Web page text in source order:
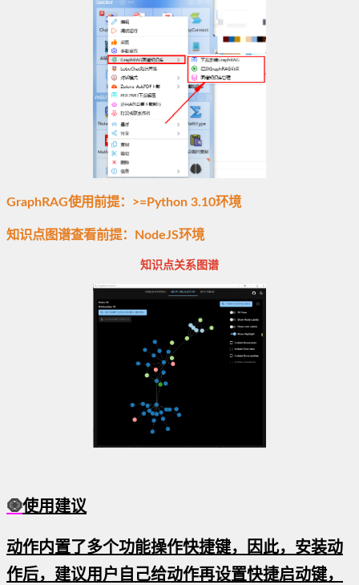
GraphRAG使用前提：>=Python 3.10环境
知识点图谱查看前提：NodeJS环境
知识点关系图谱
🧿使用建议
动作内置了多个功能操作快捷键，因此，安装动
作后，建议用户自己给动作再设置快捷启动键，